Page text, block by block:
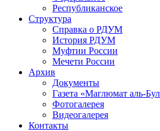
Республиканское
Структура
Справка о РДУМ
История РДУМ
Муфтии России
Мечети России
Архив
Документы
Газета «Маглюмат аль-
Фотогалерея
Видеогалерея
Контакты